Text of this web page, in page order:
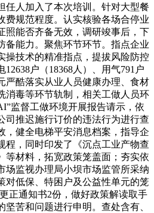
任人加入了本次培训。针对大型餐
费规范程度。认实核验各场合停业
照能否齐备无效，调研竣事后，下
备能力。聚焦环节环节。指点企业
操技术的精准指点，提拔风险防控
户（18368人）、用气791户
严酷落实从业人员健康办理、食材
消毒等环节轨制，相关工做人员环
监督工做环境开展报告请示，依
司推迟施行订价的违法行为进行查
，健全电梯平安消息档案，指导企
程，同时印发了《沉点工业产物查
等材料，拓宽政策笼盖面；夯实依
场监视办理局小坝市场监管所采纳
对低保、特困户及公益性单元的笼
正通知书2份，做好政策解读取手
苦和问题进行申明。查处含有、